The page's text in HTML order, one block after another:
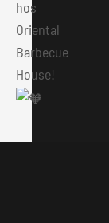
hos
Oriental
Barbecue
House!